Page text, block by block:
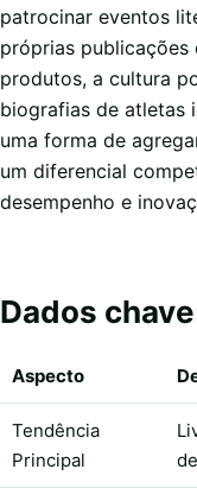
patrocinar eventos
próprias publicações
produtos, a cultura
biografias de atletas
uma forma de
um diferencial
desempenho e
Dados chave
Aspecto
Tendência
Principal